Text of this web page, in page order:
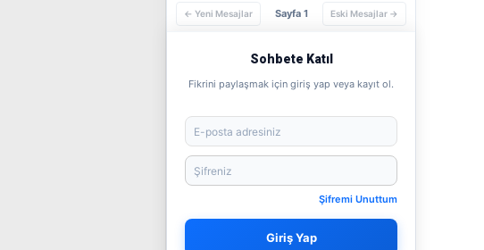
← Yeni Mesajlar Sayfa 1 Eski Mesajlar →
Sohbete Katıl
Fikrini paylaşmak için giriş yap veya kayıt ol.
Şifremi Unuttum
Giriş Yap